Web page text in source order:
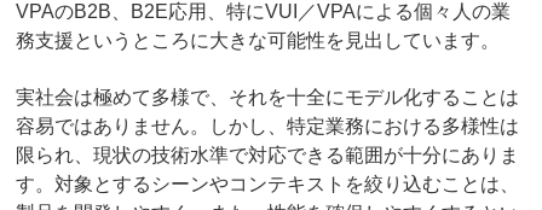
VPAのB2B、B2E応用、特にVUI／VPAによる個々人の業
務支援というところに大きな可能性を見出しています。
実社会は極めて多様で、それを十全にモデル化することは
容易ではありません。しかし、特定業務における多様性は
限られ、現状の技術水準で対応できる範囲が十分にありま
す。対象とするシーンやコンテキストを絞り込むことは、